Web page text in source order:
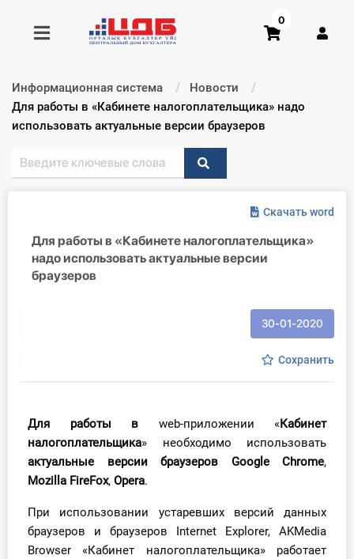
Получить консультацию
Главная ИС
Консультации
Вебинары
Справочник бухгалтера
Практика ИП
0
Информационная система
Новости
Текущий:
Для работы в «Кабинете налогоплательщика» надо
использовать актуальные версии браузеров
Скачать word
Для работы в «Кабинете налогоплательщика»
надо использовать актуальные версии
браузеров
30-01-2020
Сохранить
Для работы в web-приложении «Кабинет
налогоплательщика» необходимо использовать
актуальные версии браузеров
Google Chrome,
Mozilla FireFox, Opera.
При использовании устаревших версий данных
браузеров и браузеров Internet Explorer, AKMedia
Browser «Кабинет налогоплательщика» работает